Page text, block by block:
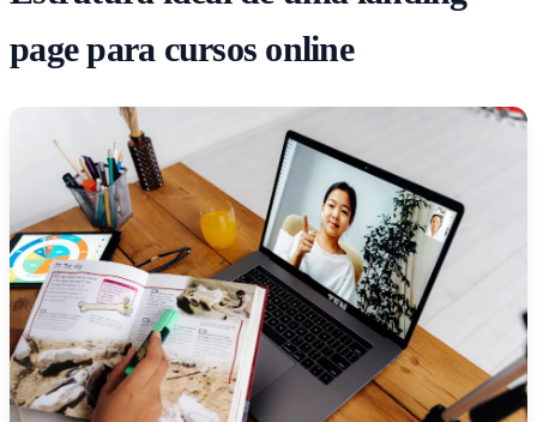
page para cursos online